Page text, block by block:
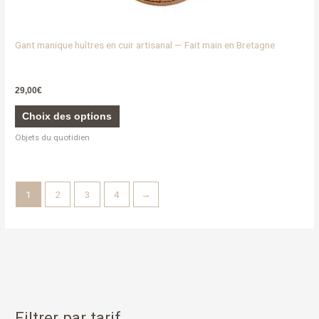
Gant manique huîtres en cuir artisanal — Fait main en Bretagne
29,00€
Choix des options
Objets du quotidien
1 2 3 4 →
P
R